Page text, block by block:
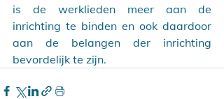
is de werklieden meer aan de
inrichting te binden en ook daardoor
aan de belangen der inrichting
bevordelijk te zijn.